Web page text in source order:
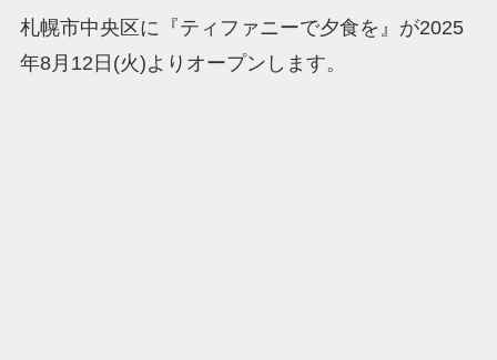
札幌市中央区に『ティファニーで夕食を』が2025
年8月12日(火)よりオープンします。